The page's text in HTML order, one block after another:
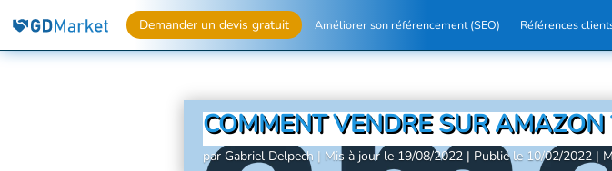
Demander un devis gratuit Améliorer son référencement (SEO) Références
COMMENT VENDRE SUR AMAZON
par Gabriel Delpech | Mis à jour le 19/08/2022 | Publié le 10/02/2022|